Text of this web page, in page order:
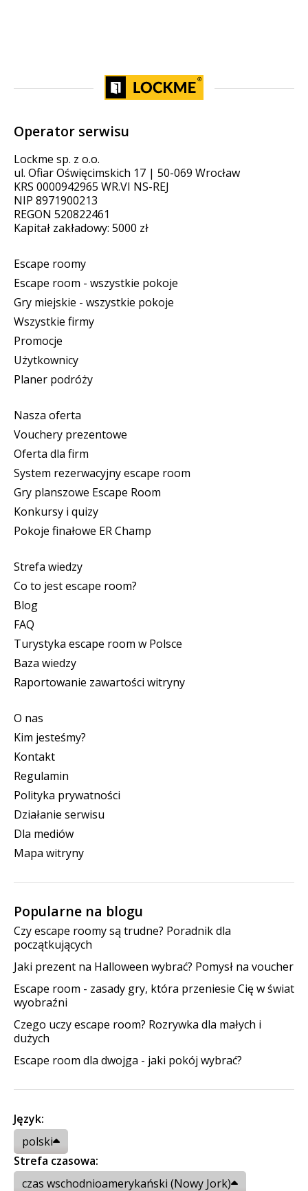
Operator serwisu
Lockme sp. z o.o.
ul. Ofiar Oświęcimskich 17 | 50-069 Wrocław
KRS 0000942965 WR.VI NS-REJ
NIP 8971900213
REGON 520822461
Kapitał zakładowy: 5000 zł
Escape roomy
Escape room - wszystkie pokoje
Gry miejskie - wszystkie pokoje
Wszystkie firmy
Promocje
Użytkownicy
Planer podróży
Nasza oferta
Vouchery prezentowe
Oferta dla firm
System rezerwacyjny escape room
Gry planszowe Escape Room
Konkursy i quizy
Pokoje finałowe ER Champ
Strefa wiedzy
Co to jest escape room?
Blog
FAQ
Turystyka escape room w Polsce
Baza wiedzy
Raportowanie zawartości witryny
O nas
Kim jesteśmy?
Kontakt
Regulamin
Polityka prywatności
Działanie serwisu
Dla mediów
Mapa witryny
Popularne na blogu
Czy escape roomy są trudne? Poradnik dla
początkujących
Jaki prezent na Halloween wybrać? Pomysł na voucher
Escape room - zasady gry, która przeniesie Cię w świat
wyobraźni
Czego uczy escape room? Rozrywka dla małych i
dużych
Escape room dla dwojga - jaki pokój wybrać?
Język:
polski
Strefa czasowa:
czas wschodnioamerykański (Nowy Jork)